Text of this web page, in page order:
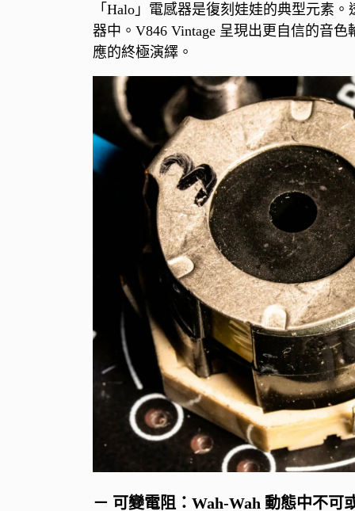
「Halo」電感器是復刻娃娃的典型元素
器中。V846 Vintage 呈現出更自信的音
應的終極演繹。
－ 可變電阻：Wah-Wah 動態中不可